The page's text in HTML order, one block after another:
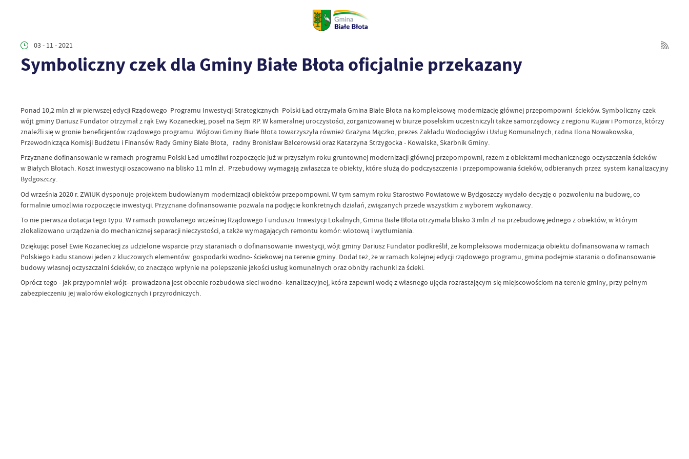
03 - 11 - 2021
Symboliczny czek dla Gminy Białe Błota oficjalnie przekazany
Ponad 10,2 mln zł w pierwszej edycji Rządowego Programu Inwestycji Strategicznych Polski Ład otrzymała Gmina Białe Błota na kompleksową modernizację głównej przepompowni ścieków. Symboliczny czek
wójt gminy Dariusz Fundator otrzymał z rąk Ewy Kozaneckiej, poseł na Sejm RP. W kameralnej uroczystości, zorganizowanej w biurze poselskim uczestniczyli także samorządowcy z regionu Kujaw i Pomorza, którzy
znaleźli się w gronie beneficjentów rządowego programu. Wójtowi Gminy Białe Błota towarzyszyła również Grażyna Mączko, prezes Zakładu Wodociągów i Usług Komunalnych, radna Ilona Nowakowska,
Przewodnicząca Komisji Budżetu i Finansów Rady Gminy Białe Błota, radny Bronisław Balcerowski oraz Katarzyna Strzygocka - Kowalska, Skarbnik Gminy.
Przyznane dofinansowanie w ramach programu Polski Ład umożliwi rozpoczęcie już w przyszłym roku gruntownej modernizacji głównej przepompowni, razem z obiektami mechanicznego oczyszczania ścieków
w Białych Błotach. Koszt inwestycji oszacowano na blisko 11 mln zł. Przebudowy wymagają zwłaszcza te obiekty, które służą do podczyszczenia i przepompowania ścieków, odbieranych przez system kanalizacyjny
Bydgoszczy.
Od września 2020 r. ZWiUK dysponuje projektem budowlanym modernizacji obiektów przepompowni. W tym samym roku Starostwo Powiatowe w Bydgoszczy wydało decyzję o pozwoleniu na budowę, co
formalnie umożliwia rozpoczęcie inwestycji. Przyznane dofinansowanie pozwala na podjęcie konkretnych działań, związanych przede wszystkim z wyborem wykonawcy.
To nie pierwsza dotacja tego typu. W ramach powołanego wcześniej Rządowego Funduszu Inwestycji Lokalnych, Gmina Białe Błota otrzymała blisko 3 mln zł na przebudowę jednego z obiektów, w którym
zlokalizowano urządzenia do mechanicznej separacji nieczystości, a także wymagających remontu komór: wlotową i wytłumiania.
Dziękując poseł Ewie Kozaneckiej za udzielone wsparcie przy staraniach o dofinansowanie inwestycji, wójt gminy Dariusz Fundator podkreślił, że kompleksowa modernizacja obiektu dofinansowana w ramach
Polskiego Ładu stanowi jeden z kluczowych elementów gospodarki wodno- ściekowej na terenie gminy. Dodał też, że w ramach kolejnej edycji rządowego programu, gmina podejmie starania o dofinansowanie
budowy własnej oczyszczalni ścieków, co znacząco wpłynie na polepszenie jakości usług komunalnych oraz obniży rachunki za ścieki.
Oprócz tego - jak przypomniał wójt- prowadzona jest obecnie rozbudowa sieci wodno- kanalizacyjnej, która zapewni wodę z własnego ujęcia rozrastającym się miejscowościom na terenie gminy, przy pełnym
zabezpieczeniu jej walorów ekologicznych i przyrodniczych.